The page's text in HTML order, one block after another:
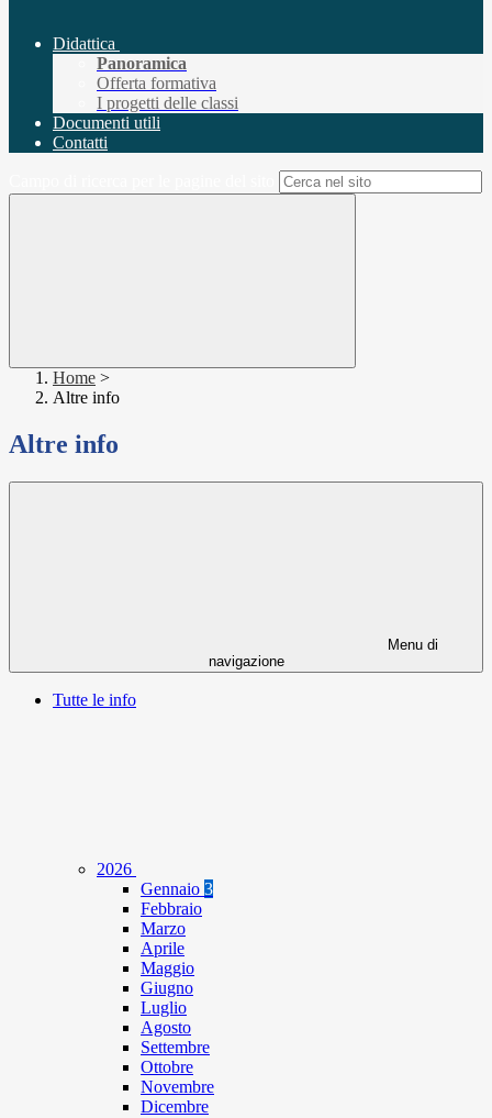
Didattica
Panoramica
Offerta formativa
I progetti delle classi
Documenti utili
Contatti
Home >
Altre info
Altre info
Menu di
navigazione
Tutte le info
2026
Gennaio 3
Febbraio
Marzo
Aprile
Maggio
Giugno
Luglio
Agosto
Settembre
Ottobre
Novembre
Dicembre